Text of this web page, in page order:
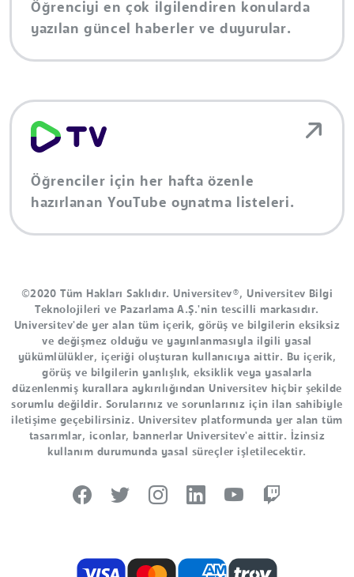
Öğrenciyi en çok ilgilendiren konularda
yazılan güncel haberler ve duyurular.
Öğrenciler için her hafta özenle
hazırlanan YouTube oynatma listeleri.
©2020 Tüm Hakları Saklıdır. Universitev®, Universitev Bilgi
Teknolojileri ve Pazarlama A.Ş.'nin tescilli markasıdır.
Universitev'de yer alan tüm içerik, görüş ve bilgilerin eksiksiz
ve değişmez olduğu ve yayınlanmasıyla ilgili yasal
yükümlülükler, içeriği oluşturan kullanıcıya aittir. Bu içerik,
görüş ve bilgilerin yanlışlık, eksiklik veya yasalarla
düzenlenmiş kurallara aykırılığından Universitev hiçbir şekilde
sorumlu değildir. Sorularınız ve sorunlarınız için ilan sahibiyle
iletişime geçebilirsiniz. Universitev platformunda yer alan tüm
tasarımlar, iconlar, bannerlar Universitev'e aittir. İzinsiz
kullanım durumunda yasal süreçler işletilecektir.